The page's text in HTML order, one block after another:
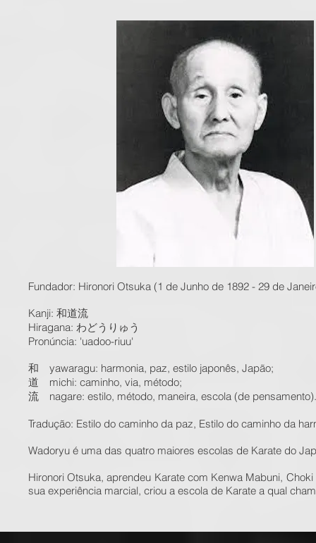
Fundador: Hironori Otsuka (1 de Junho de 1892 - 29 de
Kanji: 和道流
Hiragana: わどうりゅう
Pronúncia: 'uadoo-riuu'
和 yawaragu: harmonia, paz, estilo japonês, Japão;
道 michi: caminho, via, método;
流 nagare: estilo, método, maneira, escola (de pensamento).
Tradução: Estilo do caminho da paz, Estilo do caminho da
Wadoryu é uma das quatro maiores escolas de Karate do
Hironori Otsuka, aprendeu Karate com Kenwa Mabuni,
sua experiência marcial, criou a escola de Karate a qual